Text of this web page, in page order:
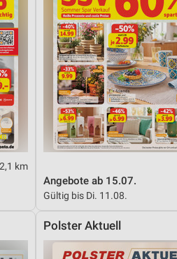
2,1 km
Angebote ab 15.07.
Gültig bis Di. 11.08.
Polster Aktuell